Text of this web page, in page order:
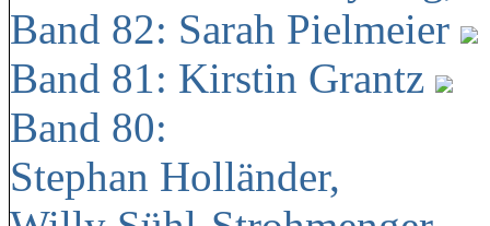
Band 82: Sarah Pielmeier
Band 81: Kirstin Grantz
Band 80:
Stephan Holländer,